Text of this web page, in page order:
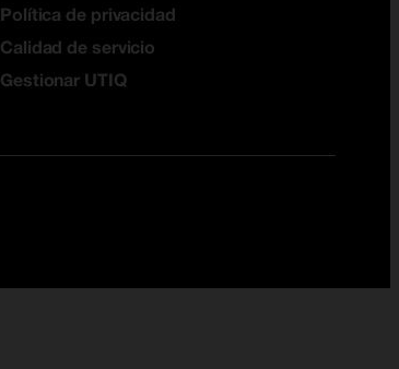
Política de privacidad
Calidad de servicio
Gestionar UTIQ